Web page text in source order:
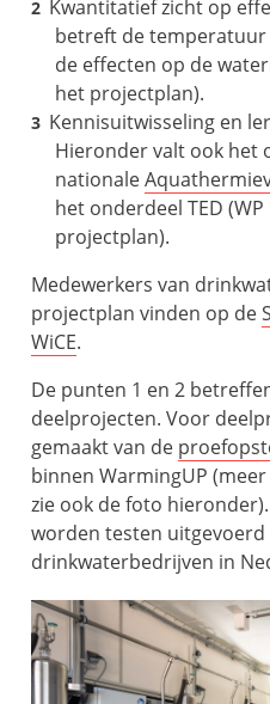
Kwantitatief zicht op
betreft de
de effecten op de
het projectplan).
Kennisuitwisseling en
Hieronder valt ook het
nationale
het onderdeel TED
projectplan).
Medewerkers van
projectplan vinden op de
WiCE.
De punten 1 en 2
deelprojecten. Voor
gemaakt van de
binnen WarmingUP
zie ook de foto
worden testen uitgevoerd
drinkwaterbedrijven in